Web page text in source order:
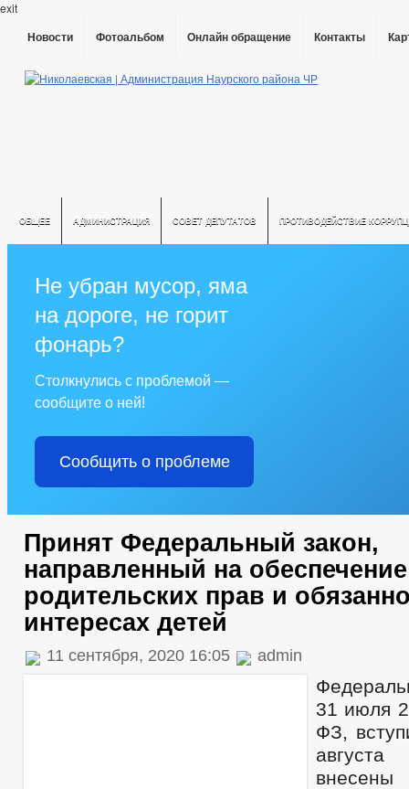
exit
Новости Фотоальбом Онлайн обращение Контакты
ОБЩЕЕ АДМИНИСТРАЦИЯ СОВЕТ ДЕПУТАТОВ ПРОТИВОДЕЙСТВИЕ
Не убран мусор, яма
на дороге, не горит
фонарь?
Столкнулись с проблемой —
сообщите о ней!
Сообщить о проблеме
Принят Федеральный закон,
направленный на обеспечение
родительских прав и
интересах детей
11 сентября, 2020 16:05 admin
31 июля
ФЗ,